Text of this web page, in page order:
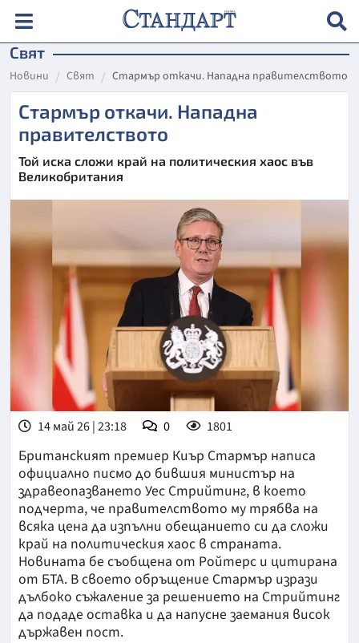
Свят
Новини Свят Стармър откачи. Нападна правителството
Стармър откачи. Нападна
правителството
Той иска сложи край на политическия хаос във
Великобритания
14 май 26 | 23:18 0 1801
Британският премиер Киър Стармър написа
официално писмо до бившия министър на
здравеопазването Уес Стрийтинг, в което
подчерта, че правителството му трябва на
всяка цена да изпълни обещанието си да сложи
край на политическия хаос в страната.
Новината бе съобщена от Ройтерс и цитирана
от БТА. В своето обръщение Стармър изрази
дълбоко съжаление за решението на Стрийтинг
да подаде оставка и да напусне заемания висок
държавен пост.